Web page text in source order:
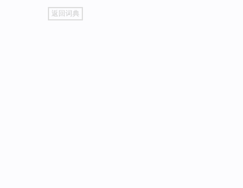
go
top
返回词典